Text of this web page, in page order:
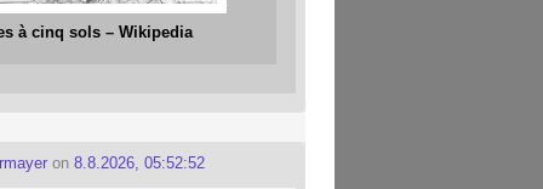
à cinq sols – Wikipedia
on8.8.2026, 05:52:52